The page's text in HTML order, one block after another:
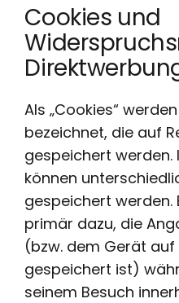
Cookies und
Als „Cookies“
bezeichnet, die auf
gespeichert werden.
können
gespeichert werden.
primär dazu, die
(bzw. dem Gerät
gespeichert ist)
seinem Besuch